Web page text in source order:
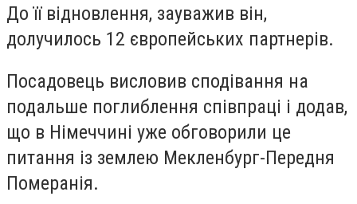
До її відновлення, зауважив він,
долучилось 12 європейських партнерів.
Посадовець висловив сподівання на
подальше поглиблення співпраці і додав,
що в Німеччині уже обговорили це
питання із землею Мекленбург-Передня
Померанія.